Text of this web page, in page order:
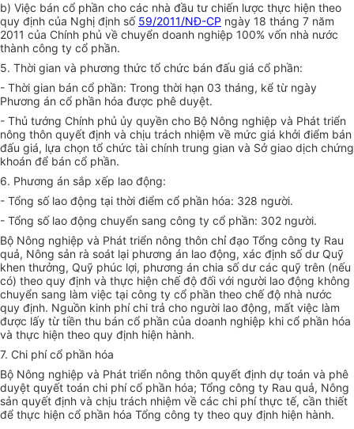
b) Việc bán cổ phần cho các nhà đầu tư chiến lược thực hiện theo
quy định của Nghị định số 59/2011/NĐ-CP ngày 18 tháng 7 năm
2011 của Chính phủ về chuyển doanh nghiệp 100% vốn nhà nước
thành công ty cổ phần.
5. Thời gian và phương thức tổ chức bán đấu giá cổ phần:
- Thời gian bán cổ phần: Trong thời hạn 03 tháng, kể từ ngày
Phương án cổ phần hóa được phê duyệt.
- Thủ tướng Chính phủ ủy quyền cho Bộ Nông nghiệp và Phát triển
nông thôn quyết định và chịu trách nhiệm về mức giá khởi điểm bán
đấu giá, lựa chọn tổ chức tài chính trung gian và Sở giao dịch chứng
khoán để bán cổ phần.
6. Phương án sắp xếp lao động:
- Tổng số lao động tại thời điểm cổ phần hóa: 328 người.
- Tổng số lao động chuyển sang công ty cổ phần: 302 người.
Bộ Nông nghiệp và Phát triển nông thôn chỉ đạo Tổng công ty Rau
quả, Nông sản rà soát lại phương án lao động, xác định số dư Quỹ
khen thưởng, Quỹ phúc lợi, phương án chia số dư các quỹ trên (nếu
có) theo quy định và thực hiện chế độ đối với người lao động không
chuyển sang làm việc tại công ty cổ phần theo chế độ nhà nước
quy định. Nguồn kinh phí chi trả cho người lao động, mất việc làm
được lấy từ tiền thu bán cổ phần của doanh nghiệp khi cổ phần hóa
và thực hiện theo quy định hiện hành.
7. Chi phí cổ phần hóa
Bộ Nông nghiệp và Phát triển nông thôn quyết định dự toán và phê
duyệt quyết toán chi phí cổ phần hóa; Tổng công ty Rau quả, Nông
sản quyết định và chịu trách nhiệm về các chi phí thực tế, cần thiết
để thực hiện cổ phần hóa Tổng công ty theo quy định hiện hành.